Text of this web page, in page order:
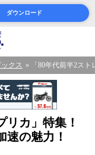
ダウンロード
クス 「80年代前半2ス
リカ」特集！
速の魅力！